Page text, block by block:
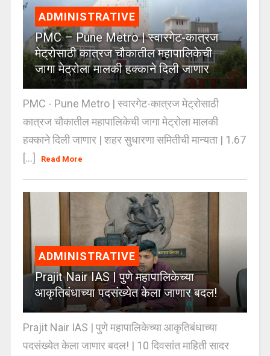
ADMINISTRATIVE
PMC – Pune Metro | स्वारगेट-कात्रज
मेट्रोसाठी कात्रज चौकातील महापालिकेची
जागा मेट्रोला मालकी हक्काने दिली जाणार
PMC - Pune Metro | स्वारगेट-कात्रज मेट्रोसाठी
कात्रज चौकातील महापालिकेची जागा मेट्रोला मालकी
हक्काने दिली जाणार | शहर सुधारणा समितीची मान्यता | 1.67
[...]
Read More
ADMINISTRATIVE
Prajit Nair IAS | पुणे महापालिकेच्या
आकृतिबंधाच्या पदसंख्येत केला जाणार बदल!
Prajit Nair IAS | पुणे महापालिकेच्या आकृतिबंधाच्या
पदसंख्येत केला जाणार बदल! | 10 दिवसांत माहिती सादर